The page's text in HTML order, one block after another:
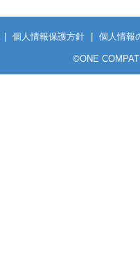
個人情報保護方針 個人情報
©ONE